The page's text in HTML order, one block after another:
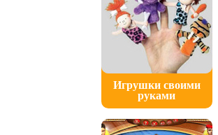
Игрушки своими
руками